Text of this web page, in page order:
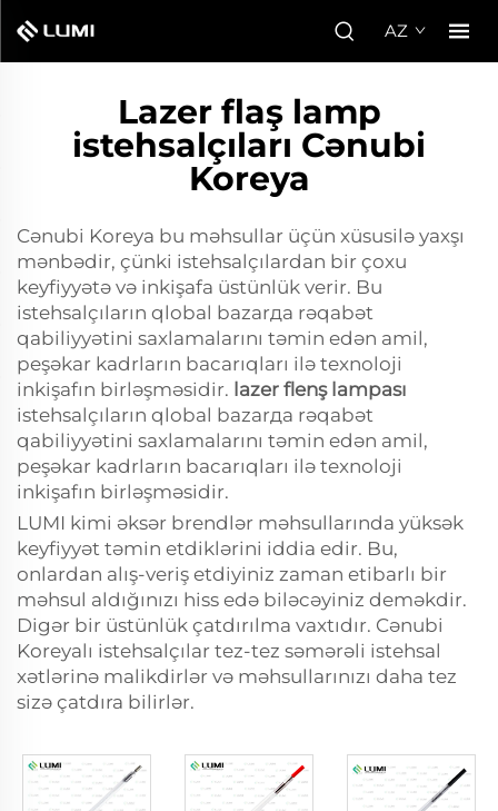
AZ
Lazer flaş lamp
istehsalçıları Cənubi
Koreya
Cənubi Koreya bu məhsullar üçün xüsusilə yaxşı
mənbədir, çünki istehsalçılardan bir çoxu
keyfiyyətə və inkişafa üstünlük verir. Bu
istehsalçıların qlobal bazarда rəqabət
qabiliyyətini saxlamalarını təmin edən amil,
peşəkar kadrların bacarıqları ilə texnoloji
inkişafın birləşməsidir. lazer flenş lampası
istehsalçıların qlobal bazarда rəqabət
qabiliyyətini saxlamalarını təmin edən amil,
peşəkar kadrların bacarıqları ilə texnoloji
inkişafın birləşməsidir.
LUMI kimi əksər brendlər məhsullarında yüksək
keyfiyyət təmin etdiklərini iddia edir. Bu,
onlardan alış-veriş etdiyiniz zaman etibarlı bir
məhsul aldığınızı hiss edə biləcəyiniz deməkdir.
Digər bir üstünlük çatdırılma vaxtıdır. Cənubi
Koreyalı istehsalçılar tez-tez səmərəli istehsal
xətlərinə malikdirlər və məhsullarınızı daha tez
sizə çatdıra bilirlər.